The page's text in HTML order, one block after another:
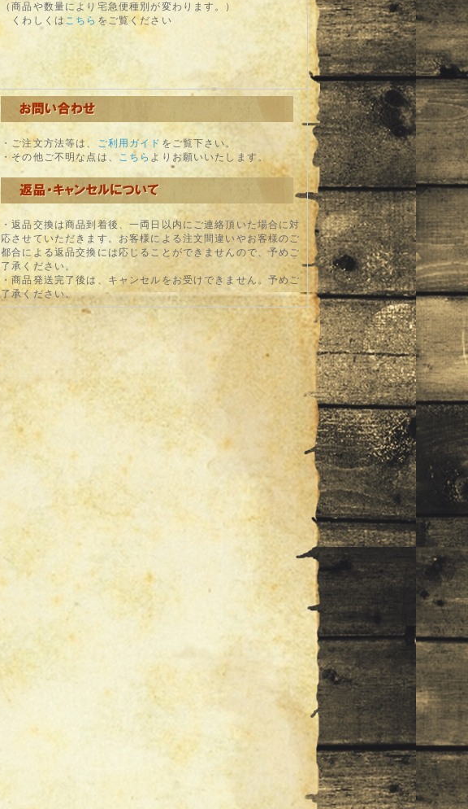
（商品や数量により宅急便種別が変わります。）
くわしくは こちら をご覧ください
・ご注文方法等は、 ご利用ガイド をご覧下さい。
・その他ご不明な点は、
こちら よりお願いいたします。
・返品交換は商品到着後、一両日以内にご連絡頂いた場合に対
応させていただきます。お客様による注文間違いやお客様のご
都合による返品交換には応じることができませんので、予めご
了承ください。
・商品発送完了後は、キャンセルをお受けできません。予めご
了承ください。